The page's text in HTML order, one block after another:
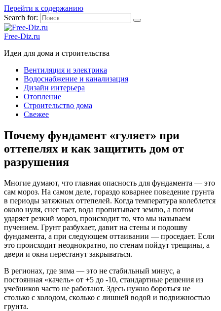
Перейти к содержанию
Search for:
Free-Diz.ru
Идеи для дома и строительства
Вентиляция и электрика
Водоснабжение и канализация
Дизайн интерьера
Отопление
Строительство дома
Свежее
Почему фундамент «гуляет» при
оттепелях и как защитить дом от
разрушения
Многие думают, что главная опасность для фундамента — это
сам мороз. На самом деле, гораздо коварнее поведение грунта
в периоды затяжных оттепелей. Когда температура колеблется
около нуля, снег тает, вода пропитывает землю, а потом
ударяет резкий мороз, происходит то, что мы называем
пучением. Грунт разбухает, давит на стены и подошву
фундамента, а при следующем оттаивании — проседает. Если
это происходит неоднократно, по стенам пойдут трещины, а
двери и окна перестанут закрываться.
В регионах, где зима — это не стабильный минус, а
постоянная «качель» от +5 до -10, стандартные решения из
учебников часто не работают. Здесь нужно бороться не
столько с холодом, сколько с лишней водой и подвижностью
грунта.